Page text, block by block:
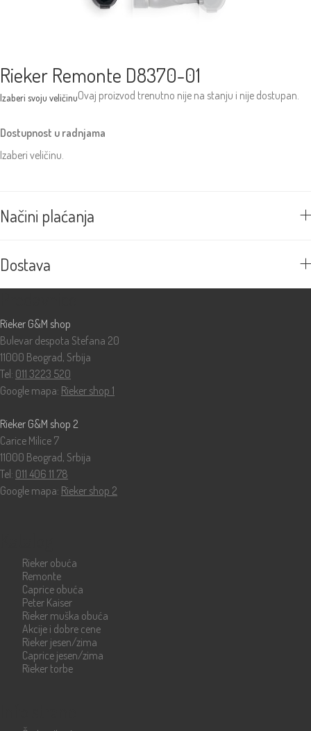
Rieker Remonte D8370-01
Ovaj proizvod trenutno nije na stanju i nije dostupan.
Dostupnost u radnjama
Izaberi veličinu.
Načini plaćanja
Dostava
Rieker G&M shop
Bulevar despota Stefana 20
11000 Beograd, Srbija
Tel: 011 3223 520
Google mapa: Rieker shop 1
Rieker G&M shop 2
Carice Milice 7
11000 Beograd, Srbija
Tel: 011 406 11 78
Google mapa: Rieker shop 2
Rieker obuća
Remonte
Caprice obuća
Peter Kaiser
Rieker muška obuća
Akcije i dobre cene
Rieker jesen/zima
Caprice jesen/zima
Rieker torbe